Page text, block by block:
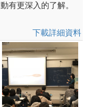
動有更深入的了解。
下載詳細資料